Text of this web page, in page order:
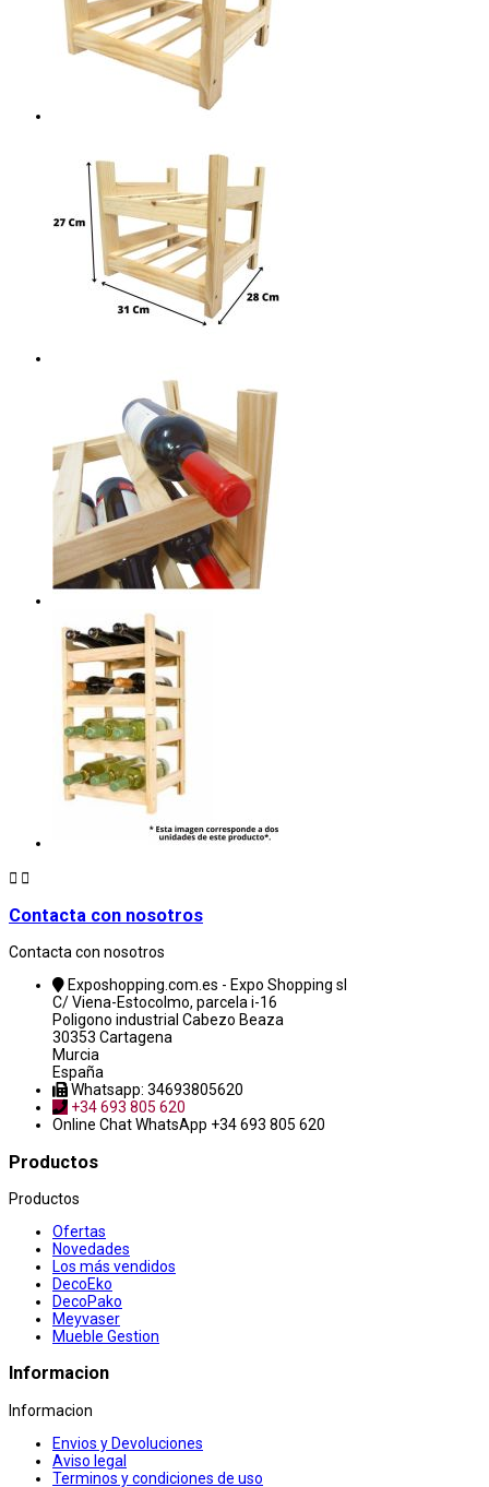
 
Contacta con nosotros
Contacta con nosotros
Exposhopping.com.es - Expo Shopping sl
C/ Viena-Estocolmo, parcela i-16
Poligono industrial Cabezo Beaza
30353 Cartagena
Murcia
España
Whatsapp: 34693805620
+34 693 805 620
Online ChatWhatsApp +34 693 805 620
Productos
Productos
Ofertas
Novedades
Los más vendidos
DecoEko
DecoPako
Meyvaser
Mueble Gestion
Informacion
Informacion
Envios y Devoluciones
Aviso legal
Terminos y condiciones de uso